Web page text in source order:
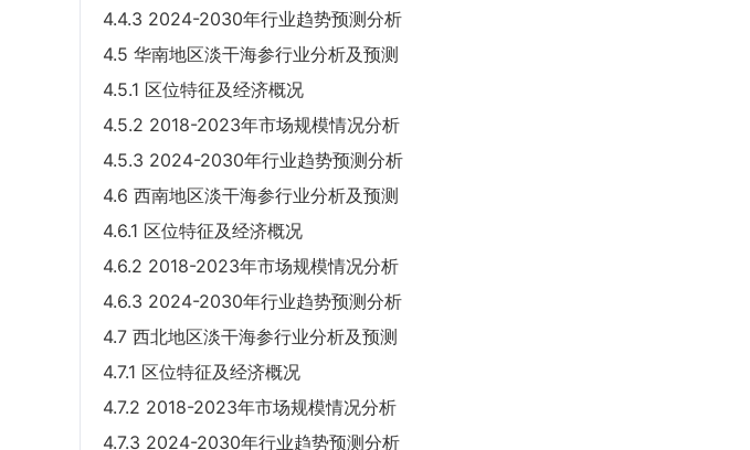
4.4.3 2024-2030年行业趋势预测分析
4.5 华南地区淡干海参行业分析及预测
4.5.1 区位特征及经济概况
4.5.2 2018-2023年市场规模情况分析
4.5.3 2024-2030年行业趋势预测分析
4.6 西南地区淡干海参行业分析及预测
4.6.1 区位特征及经济概况
4.6.2 2018-2023年市场规模情况分析
4.6.3 2024-2030年行业趋势预测分析
4.7 西北地区淡干海参行业分析及预测
4.7.1 区位特征及经济概况
4.7.2 2018-2023年市场规模情况分析
4.7.3 2024-2030年行业趋势预测分析